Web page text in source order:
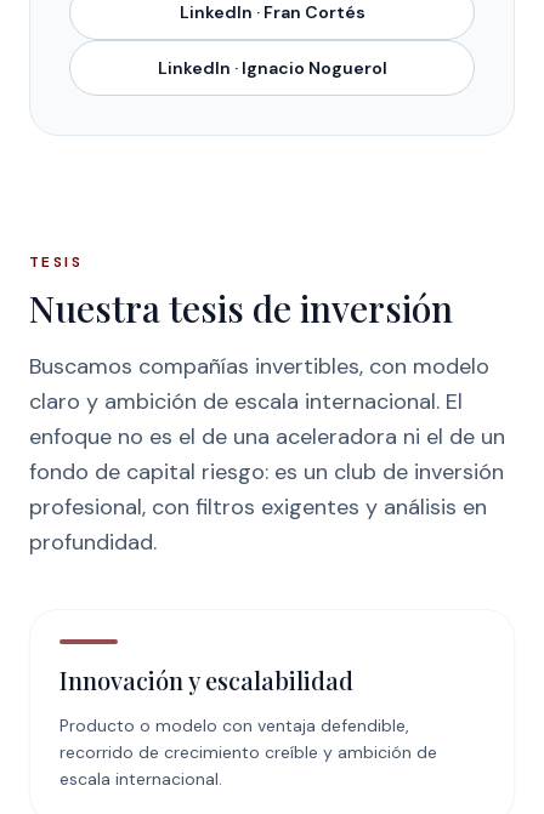
LinkedIn · Fran Cortés
LinkedIn · Ignacio Noguerol
TESIS
Nuestra tesis de inversión
Buscamos compañías invertibles, con modelo
claro y ambición de escala internacional. El
enfoque no es el de una aceleradora ni el de un
fondo de capital riesgo: es un club de inversión
profesional, con filtros exigentes y análisis en
profundidad.
Innovación y escalabilidad
Producto o modelo con ventaja defendible,
recorrido de crecimiento creíble y ambición de
escala internacional.